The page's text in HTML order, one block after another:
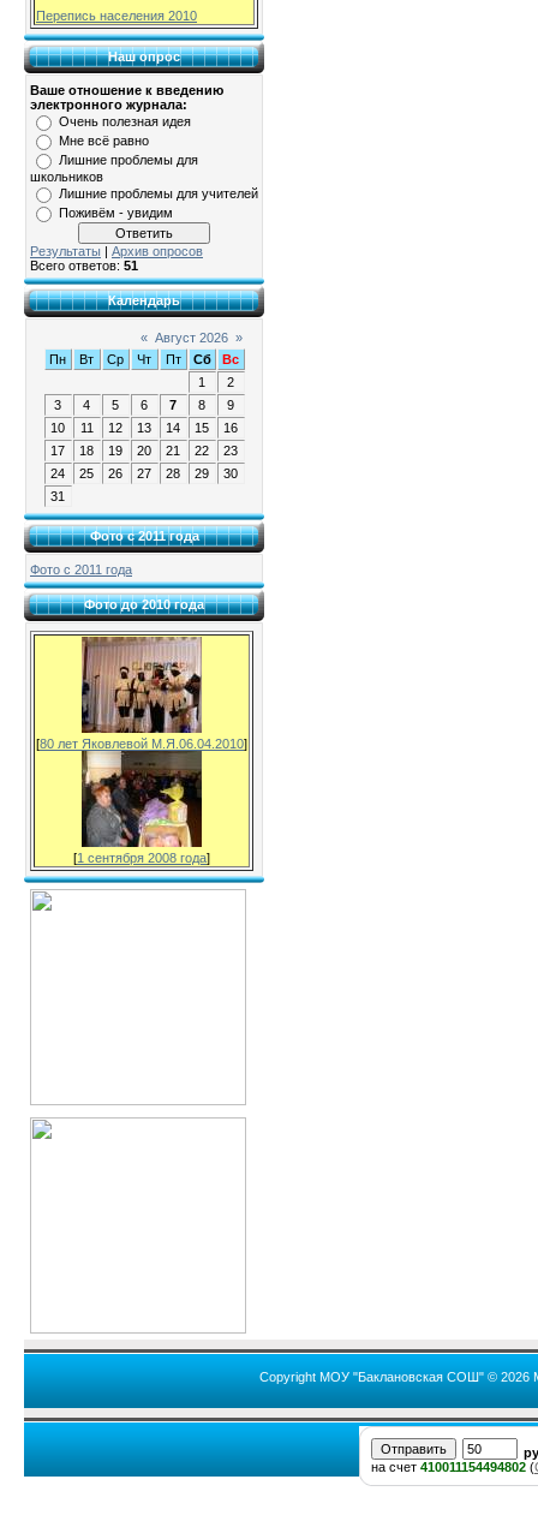
Перепись населения 2010
Наш опрос
Ваше отношение к введению
электронного журнала:
Очень полезная идея
Мне всё равно
Лишние проблемы для
школьников
Лишние проблемы для учителей
Поживём - увидим
Результаты
Архив опросов
Всего ответов: 51
Календарь
« Август 2026 »
Пн
Вт Ср Чт Пт Сб
Вс
1
2
3
4 5 6 7 8
9
10
11 12 13 14 15
16
17
18 19 20 21 22
23
24
25 26 27 28 29
30
31
Фото с 2011 года
Фото с 2011 года
Фото до 2010 года
[80 лет Яковлевой М.Я.06.04.2010]
[1 сентября 2008 года]
Copyright МОУ "Баклановская СОШ" © 2026
на счет 410011154494802 (